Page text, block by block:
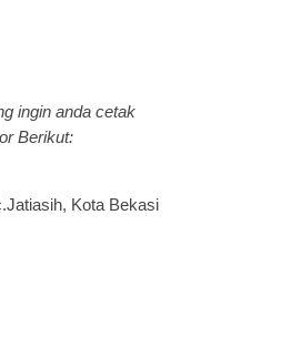
ingin anda cetak
Berikut:
Kota Bekasi